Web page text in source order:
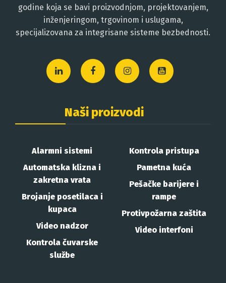
godine koja se bavi proizvodnjom, projektovanjem,
inženjeringom, trgovinom i uslugama,
specijalizovana za integrisane sisteme bezbednosti.
Naši proizvodi
Alarmni sistemi
Automatska klizna i
zakretna vrata
Brojanje posetilaca i
kupaca
Video nadzor
Kontrola čuvarske
službe
Kontrola pristupa
Pametna kuća
Pešačke barijere i
rampe
Protivpožarna zaštita
Video interfoni